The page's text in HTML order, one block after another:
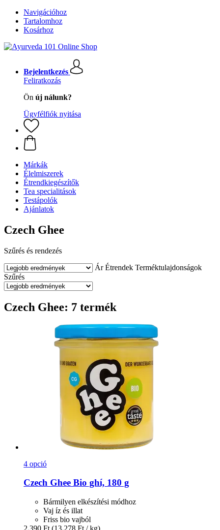
Navigációhoz
Tartalomhoz
Kosárhoz
Bejelentkezés
Feliratkozás
Ön új nálunk?
Ügyfélfiók nyitása
Márkák
Élelmiszerek
Étrendkiegészítők
Tea specialitások
Testápolók
Ajánlatok
Czech Ghee
Szűrés és rendezés
Ár Étrendek Terméktulajdonságok
Szűrés
Czech Ghee: 7 termék
4 opció
Czech Ghee Bio ghí, 180 g
Bármilyen elkészítési módhoz
Vaj íz és illat
Friss bio vajból
2.390 Ft (13.278 Ft / kg)